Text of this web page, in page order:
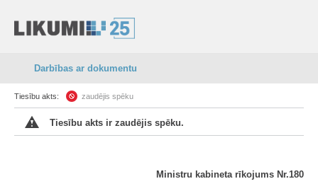
Darbības ar dokumentu
Tiesību akts: zaudējis spēku
Tiesību akts ir zaudējis spēku.
Ministru kabineta rīkojums Nr.180